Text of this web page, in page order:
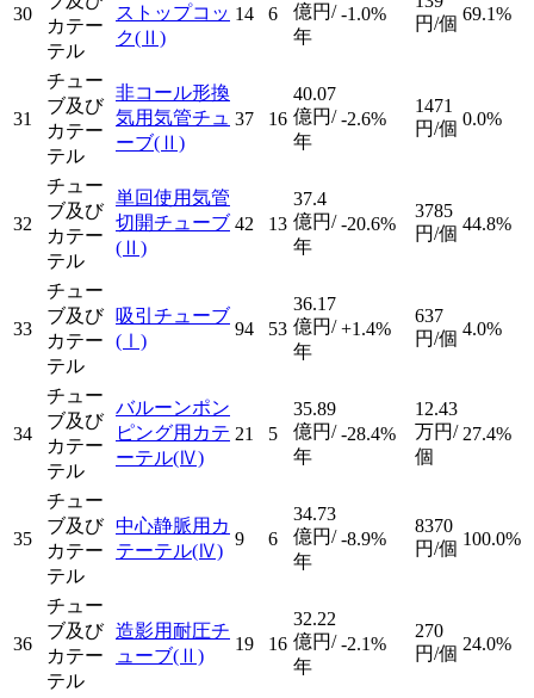
30
カテー
テル
ストップコッ
ク(Ⅱ)
14 6
億円/
年
-1.0%
円/個 69.1%
31
チュー
ブ及び
カテー
テル
非コール形換
気用気管チュ
ーブ(Ⅱ)
37 16
40.07
億円/
年
-2.6%
1471
円/個 0.0%
32
チュー
ブ及び
カテー
テル
単回使用気管
切開チューブ
(Ⅱ)
42 13
37.4
億円/
年
-20.6%
3785
円/個 44.8%
33
チュー
ブ及び
カテー
テル
吸引チューブ
(Ⅰ)
94 53
36.17
億円/
年
+1.4%
637
円/個 4.0%
34
チュー
ブ及び
カテー
テル
バルーンポン
ピング用カテ
ーテル(Ⅳ)
21 5
35.89
億円/
年
-28.4%
12.43
万円/
個
27.4%
35
チュー
ブ及び
カテー
テル
中心静脈用カ
テーテル(Ⅳ)
9 6
34.73
億円/
年
-8.9%
8370
円/個 100.0%
36
チュー
ブ及び
カテー
テル
造影用耐圧チ
ューブ(Ⅱ)
19 16
32.22
億円/
年
-2.1%
270
円/個 24.0%